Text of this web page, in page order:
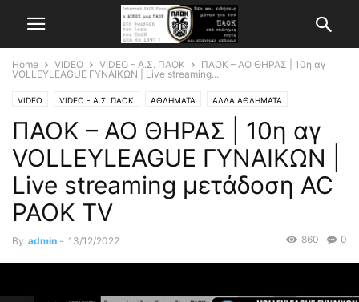
Home VIDEO VIDEO - Α.Σ. ΠΑΟΚ
ΠΑΟΚ – ΑΟ ΘΗΡΑΣ | 10η αγ
VOLLEYLEAGUE ΓΥΝΑΙΚΩΝ | Live streaming...
VIDEO VIDEO - Α.Σ. ΠΑΟΚ ΑΘΛΗΜΑΤΑ ΑΛΛΑ ΑΘΛΗΜΑΤΑ
ΠΑΟΚ – ΑΟ ΘΗΡΑΣ | 10η αγ
VOLLEYLEAGUE ΓΥΝΑΙΚΩΝ |
Live streaming μετάδοση AC
PAOK TV
By admin - 13/12/2022 0
860